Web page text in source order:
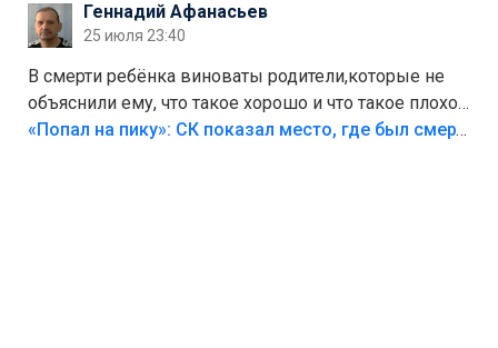
Геннадий Афанасьев
25 июля 23:40
В смерти ребёнка виноваты родители,которые не
объяснили ему, что такое хорошо и что такое плохо!
Лезть через такой забор,верх безумия,есть же
«Попал на пику»: СК показал место, где был смертельно травмирован ребенок в Тольятти